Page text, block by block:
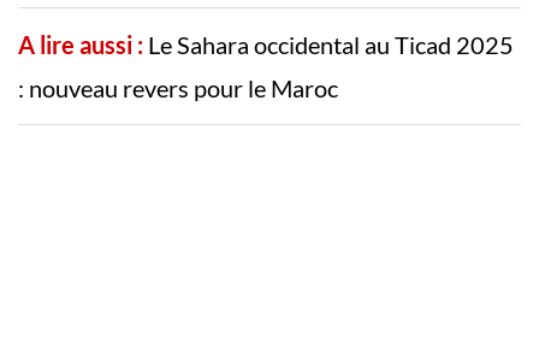
A lire aussi : Le Sahara occidental au Ticad 2025
: nouveau revers pour le Maroc